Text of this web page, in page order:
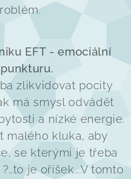
EFT - emociální
zlikvidovat pocity
má smysl odvádět
a nízké energie.
malého kluka, aby
se kterými je třeba
je oříšek...V tomto